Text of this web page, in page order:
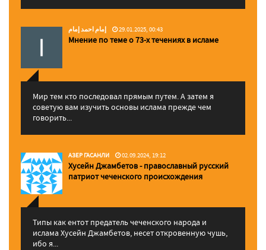
إمام احمد إمام 29.01.2025, 00:43
Мнение по теме о 73-х течениях в исламе
Мир тем кто последовал прямым путем. А затем я
советую вам изучить основы ислама прежде чем
говорить...
АЗЕР ГАСАНЛИ 02.09.2024, 19:12
Хусейн Джамбетов - православный русский
патриот чеченского происхождения
Типы как ентот предатель чеченского народа и
ислама Хусейн Джамбетов, несет откровенную чушь,
ибо я...